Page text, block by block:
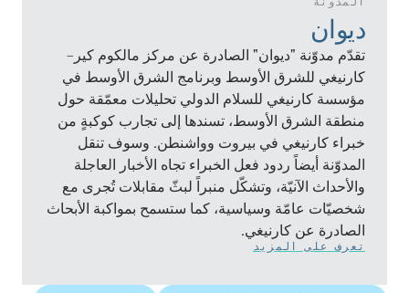
ديوان
تقدّم مدوّنة "ديوان" الصادرة عن مركز مالكوم كير–
كارنيغي للشرق الأوسط وبرنامج الشرق الأوسط في
مؤسسة كارنيغي للسلام الدولي تحليلات معمّقة حول
منطقة الشرق الأوسط، تسندها إلى تجارب كوكبةٍ من
خبراء كارنيغي في بيروت وواشنطن. وسوف تنقل
المدوّنة أيضاً ردود فعل الخبراء تجاه الأخبار العاجلة
والأحداث الآنيّة، وتشكّل منبراً لبثّ مقابلات تُجرى مع
شخصيّات عامّة وسياسية، كما ستسمح بمواكبة الأبحاث
الصادرة عن كارنيغي.
تعرف على المزيد